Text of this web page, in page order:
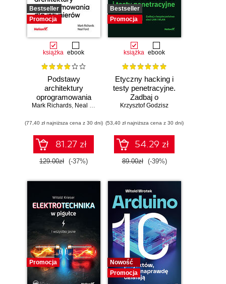
Bestseller
Promocja
książka ebook
Podstawy
architektury
oprogramowania
dla inżynierów.
Mark Richards, Neal Ford
(77,40 zł najniższa cena z 30 dni)
81.27 zł
129.00zł (-37%)
Bestseller
Promocja
książka ebook
Etyczny hacking i
testy penetracyjne.
Zadbaj o
bezpieczeństwo
Krzysztof Godzisz
(53,40 zł najniższa cena z 30 dni)
54.29 zł
89.00zł (-39%)
Promocja
Nowość
Promocja